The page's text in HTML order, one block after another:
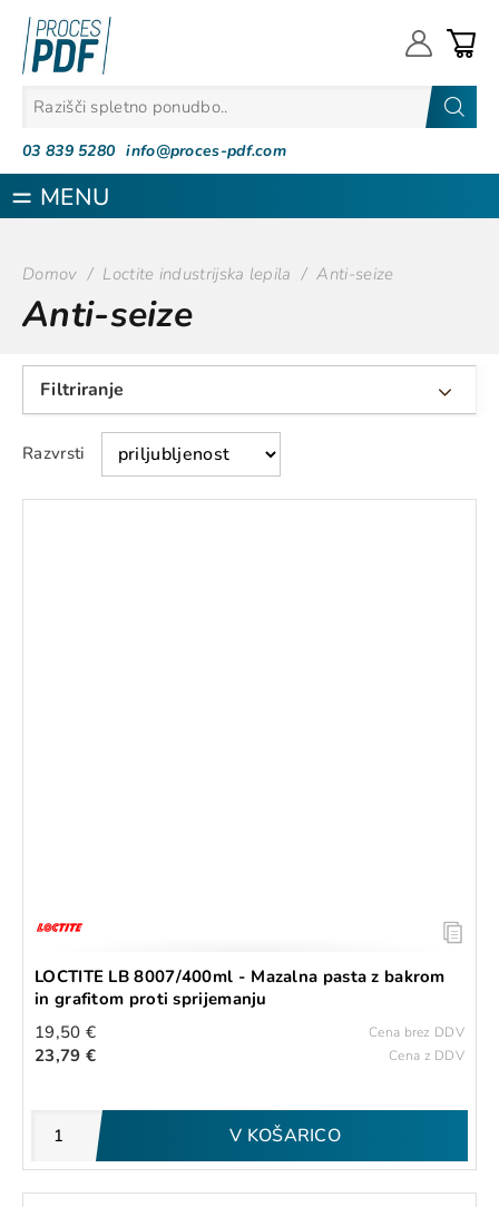
03 839 5280 info@proces-pdf.com
MENU
Domov / Loctite industrijska lepila / Anti-seize
Anti-seize
Filtriranje
Razvrsti
LOCTITE LB 8007/400ml - Mazalna pasta z bakrom
in grafitom proti sprijemanju
Cena brez DDV
19,50 €
Cena z DDV
23,79 €
V KOŠARICO